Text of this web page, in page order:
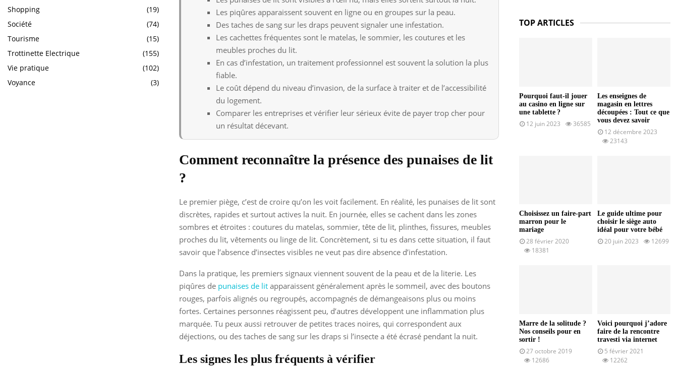
Les piqûres apparaissent souvent en ligne ou en groupes sur la peau.
Des taches de sang sur les draps peuvent signaler une infestation.
Les cachettes fréquentes sont le matelas, le sommier, les coutures et les
meubles proches du lit.
En cas d’infestation, un traitement professionnel est souvent la solution la plus
fiable.
Le coût dépend du niveau d’invasion, de la surface à traiter et de l’accessibilité
du logement.
Comparer les entreprises et vérifier leur sérieux évite de payer trop cher pour
un résultat décevant.
Comment reconnaître la présence des punaises de lit
?
Le premier piège, c’est de croire qu’on les voit facilement. En réalité, les punaises de lit sont
discrètes, rapides et surtout actives la nuit. En journée, elles se cachent dans les zones
sombres et étroites : coutures du matelas, sommier, tête de lit, plinthes, fissures, meubles
proches du lit, vêtements ou linge de lit. Concrètement, si tu es dans cette situation, il faut
savoir que l’absence d’insectes visibles ne veut pas dire absence d’infestation.
Dans la pratique, les premiers signaux viennent souvent de la peau et de la literie. Les
piqûres de punaises de lit apparaissent généralement après le sommeil, avec des boutons
rouges, parfois alignés ou regroupés, accompagnés de démangeaisons plus ou moins
fortes. Certaines personnes réagissent peu, d’autres développent une inflammation plus
marquée. Tu peux aussi retrouver de petites traces noires, qui correspondent aux
déjections, ou des taches de sang sur les draps si l’insecte a été écrasé pendant la nuit.
Les signes les plus fréquents à vérifier
Shopping
(19)
Société
(74)
Tourisme
(15)
Trottinette Electrique
(155)
Vie pratique
(102)
Voyance
(3)
TOP ARTICLES
Pourquoi faut-il jouer
au casino en ligne sur
une tablette ?
12 juin 2023 36585
Les enseignes de
magasin en lettres
découpées : Tout ce que
vous devez savoir
12 décembre 2023
23143
Choisissez un faire-part
marron pour le
mariage
28 février 2020
18381
Le guide ultime pour
choisir le siège auto
idéal pour votre bébé
20 juin 2023 12699
Marre de la solitude ?
Nos conseils pour en
sortir !
27 octobre 2019
12686
Voici pourquoi j’adore
faire de la rencontre
travesti via internet
5 février 2021
12262